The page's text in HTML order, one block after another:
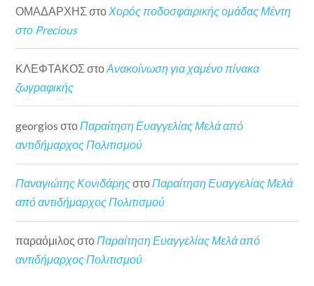
ΟΜΑΔΑΡΧΗΣ στο Χορός ποδοσφαιρικής ομάδας Μέντη
στο Precious
ΚΛΕΦΤΑΚΟΣ στοΑνακοίνωση για χαμένο πίνακα
ζωγραφικής
georgios στοΠαραίτηση Ευαγγελίας Μελά από
αντιδήμαρχος Πολιτισμού
Παναγιώτης ΚονιδάρηςστοΠαραίτηση Ευαγγελίας Μελά
από αντιδήμαρχος Πολιτισμού
παραόμιλος στοΠαραίτηση Ευαγγελίας Μελά από
αντιδήμαρχος Πολιτισμού